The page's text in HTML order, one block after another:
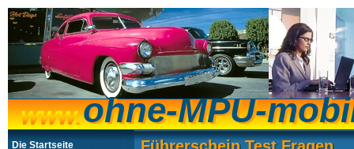
ohne-MPU-
ohne-MPU-
Die Startseite